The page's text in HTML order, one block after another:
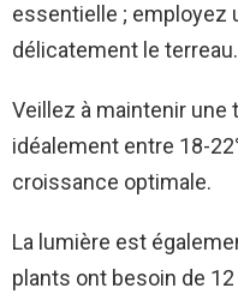
essentielle ; employez
délicatement le terreau.
Veillez à maintenir une
idéalement entre 18-
croissance optimale.
La lumière est
plants ont besoin de